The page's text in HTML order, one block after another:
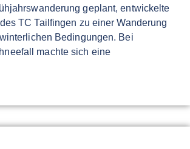
geplant, entwickelte
TC Tailfingen zu einer Wanderung
Bedingungen. Bei
machte sich eine